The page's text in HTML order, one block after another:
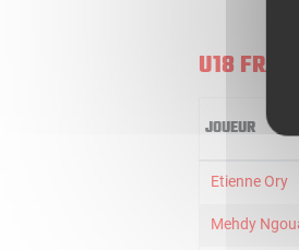
U18 FRANCE
JOUEUR
Etienne Ory
Mehdy